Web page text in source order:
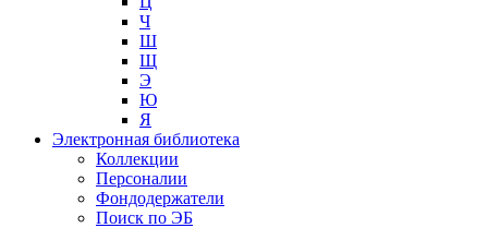
Ч
Ш
Щ
Э
Ю
Я
Электронная библиотека
Коллекции
Персоналии
Фондодержатели
Поиск по ЭБ